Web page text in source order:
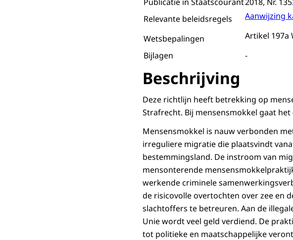
Relevante beleidsregels
Aanwijzing
Wetsbepalingen
Artikel 197a
Bijlagen
-
Beschrijving
Deze richtlijn heeft betrekking op
Strafrecht. Bij mensensmokkel gaat
Mensensmokkel is nauw verbonden
irreguliere migratie die plaatsvindt
bestemmingsland. De instroom van
mensonterende
werkende criminele
de risicovolle overtochten over zee en
slachtoffers te betreuren. Aan de
Unie wordt veel geld verdiend. De
tot politieke en maatschappelijke